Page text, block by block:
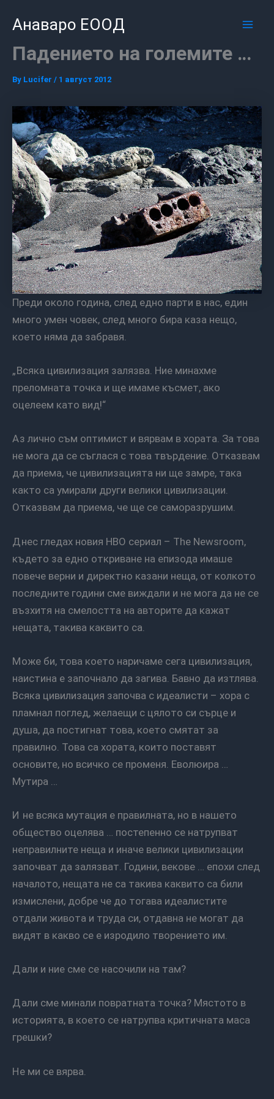
Анаваро ЕООД
Падението на големите …
By Lucifer / 1 август 2012
Преди около година, след едно парти в нас, един
много умен човек, след много бира каза нещо,
което няма да забравя.
„Всяка цивилизация залязва. Ние минахме
преломната точка и ще имаме късмет, ако
оцелеем като вид!“
Аз лично съм оптимист и вярвам в хората. За това
не мога да се съглася с това твърдение. Отказвам
да приема, че цивилизацията ни ще замре, така
както са умирали други велики цивилизации.
Отказвам да приема, че ще се саморазрушим.
Днес гледах новия HBO сериал – The Newsroom,
където за едно откриване на епизода имаше
повече верни и директно казани неща, от колкото
последните години сме виждали и не мога да не се
възхитя на смелостта на авторите да кажат
нещата, такива каквито са.
Може би, това което наричаме сега цивилизация,
наистина е започнало да загива. Бавно да изтлява.
Всяка цивилизация започва с идеалисти – хора с
пламнал поглед, желаещи с цялото си сърце и
душа, да постигнат това, което смятат за
правилно. Това са хората, които поставят
основите, но всичко се променя. Еволюира …
Мутира …
И не всяка мутация е правилната, но в нашето
общество оцелява … постепенно се натрупват
неправилните неща и иначе велики цивилизации
започват да залязват. Години, векове … епохи след
началото, нещата не са такива каквито са били
измислени, добре че до тогава идеалистите
отдали живота и труда си, отдавна не могат да
видят в какво се е изродило творението им.
Дали и ние сме се насочили на там?
Дали сме минали повратната точка? Мястото в
историята, в което се натрупва критичната маса
грешки?
Не ми се вярва.